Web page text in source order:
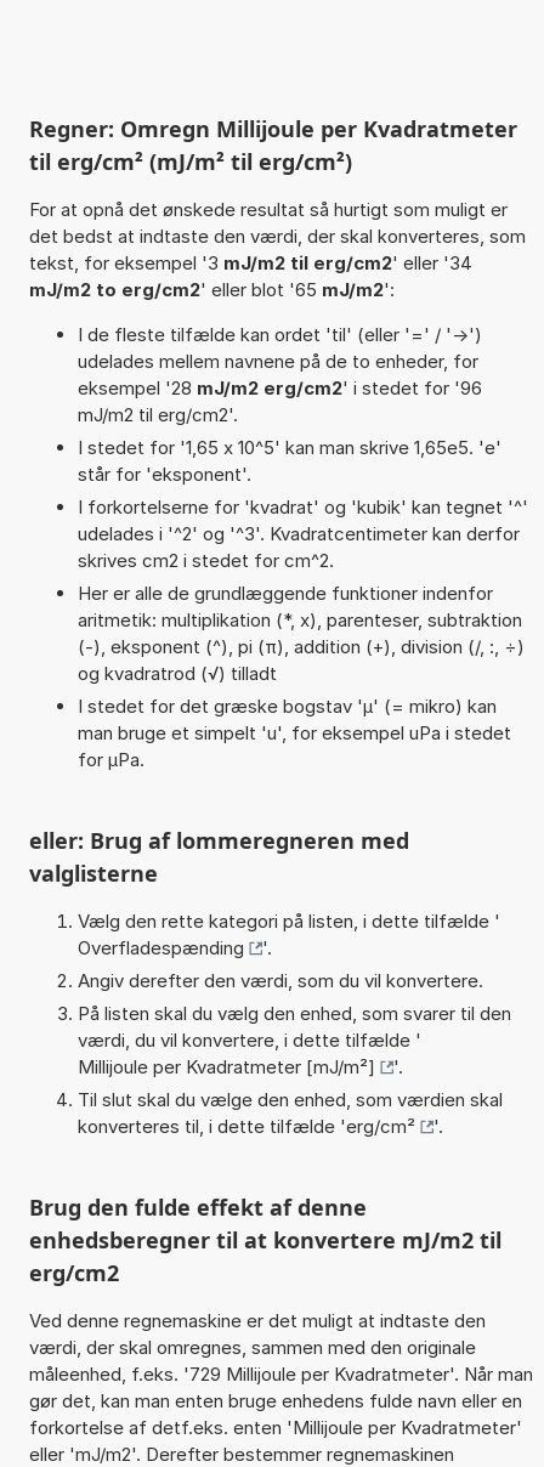
Regner: Omregn Millijoule per Kvadratmeter
til erg/cm² (mJ/m² til erg/cm²)
For at opnå det ønskede resultat så hurtigt som muligt er
det bedst at indtaste den værdi, der skal konverteres, som
tekst, for eksempel '3 mJ/m2 til erg/cm2' eller '34
mJ/m2 to erg/cm2' eller blot '65 mJ/m2':
I de fleste tilfælde kan ordet 'til' (eller '=' / '->')
udelades mellem navnene på de to enheder, for
eksempel '28 mJ/m2 erg/cm2' i stedet for '96
mJ/m2 til erg/cm2'.
I stedet for '1,65 x 10^5' kan man skrive 1,65e5. 'e'
står for 'eksponent'.
I forkortelserne for 'kvadrat' og 'kubik' kan tegnet '^'
udelades i '^2' og '^3'. Kvadratcentimeter kan derfor
skrives cm2 i stedet for cm^2.
Her er alle de grundlæggende funktioner indenfor
aritmetik: multiplikation (*, x), parenteser, subtraktion
(-), eksponent (^), pi (π), addition (+), division (/, :, ÷)
og kvadratrod (√) tilladt
I stedet for det græske bogstav 'µ' (= mikro) kan
man bruge et simpelt 'u', for eksempel uPa i stedet
for µPa.
eller: Brug af lommeregneren med
valglisterne
Vælg den rette kategori på listen, i dette tilfælde '
Overfladespænding
'.
Angiv derefter den værdi, som du vil konvertere.
På listen skal du vælg den enhed, som svarer til den
værdi, du vil konvertere, i dette tilfælde '
Millijoule per Kvadratmeter [mJ/m²]
'.
Til slut skal du vælge den enhed, som værdien skal
konverteres til, i dette tilfælde 'erg/cm² '.
Brug den fulde effekt af denne
enhedsberegner til at konvertere mJ/m2 til
erg/cm2
Ved denne regnemaskine er det muligt at indtaste den
værdi, der skal omregnes, sammen med den originale
måleenhed, f.eks. '729 Millijoule per Kvadratmeter'. Når man
gør det, kan man enten bruge enhedens fulde navn eller en
forkortelse af detf.eks. enten 'Millijoule per Kvadratmeter'
eller 'mJ/m2'. Derefter bestemmer regnemaskinen